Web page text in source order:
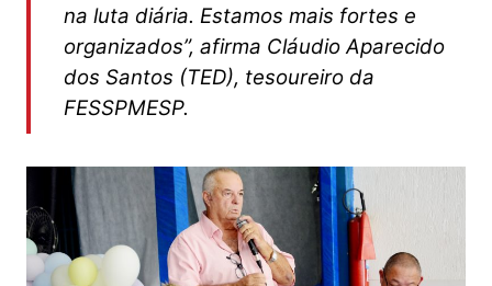
na luta diária. Estamos mais fortes e
organizados”, afirma Cláudio Aparecido
dos Santos (TED), tesoureiro da
FESSPMESP.